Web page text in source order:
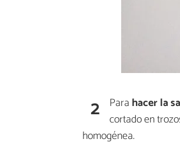
2 Para hacer la
cortado en
homogénea.